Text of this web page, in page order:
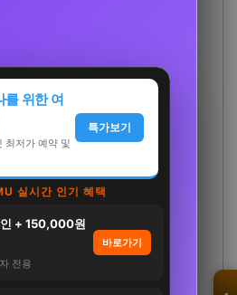
위한 여
최저가 예약 및
특가보기
실시간 인기 혜택
+ 150,000원
전용
바로가기